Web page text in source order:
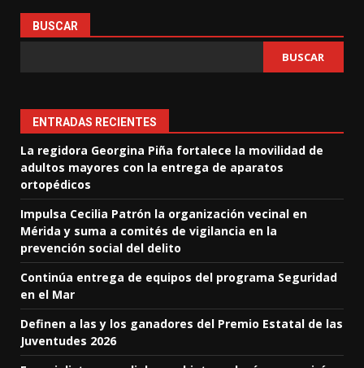
BUSCAR
BUSCAR
ENTRADAS RECIENTES
La regidora Georgina Piña fortalece la movilidad de
adultos mayores con la entrega de aparatos
ortopédicos
Impulsa Cecilia Patrón la organización vecinal en
Mérida y suma a comités de vigilancia en la
prevención social del delito
Continúa entrega de equipos del programa Seguridad
en el Mar
Definen a las y los ganadores del Premio Estatal de las
Juventudes 2026